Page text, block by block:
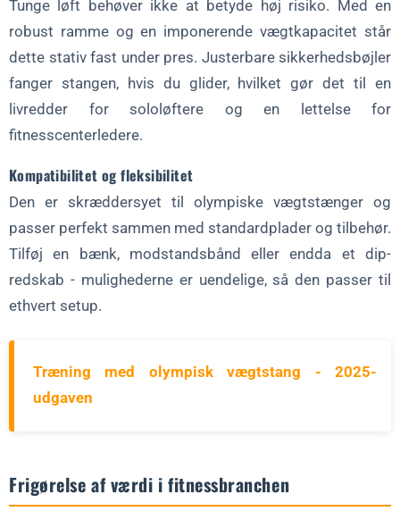
Tunge løft behøver ikke at betyde høj risiko. Med en
robust ramme og en imponerende vægtkapacitet står
dette stativ fast under pres. Justerbare sikkerhedsbøjler
fanger stangen, hvis du glider, hvilket gør det til en
livredder for sololøftere og en lettelse for
fitnesscenterledere.
Kompatibilitet og fleksibilitet
Den er skræddersyet til olympiske vægtstænger og
passer perfekt sammen med standardplader og tilbehør.
Tilføj en bænk, modstandsbånd eller endda et dip-
redskab - mulighederne er uendelige, så den passer til
ethvert setup.
Træning med olympisk vægtstang - 2025-
udgaven
Frigørelse af værdi i fitnessbranchen